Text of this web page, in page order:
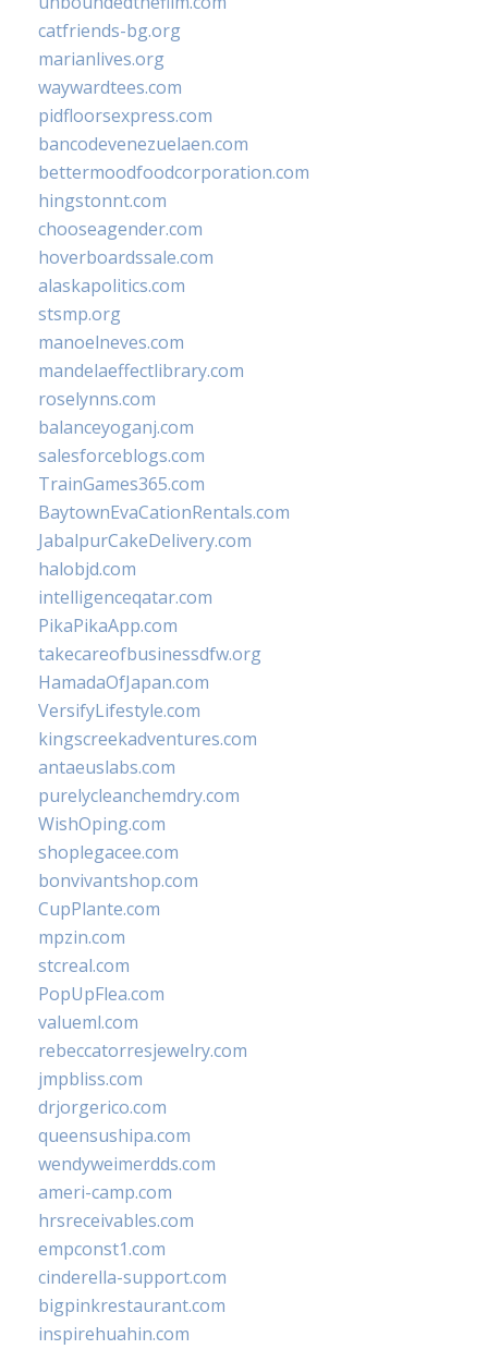
catfriends-bg.org
marianlives.org
waywardtees.com
pidfloorsexpress.com
bancodevenezuelaen.com
bettermoodfoodcorporation.com
hingstonnt.com
chooseagender.com
hoverboardssale.com
alaskapolitics.com
stsmp.org
manoelneves.com
mandelaeffectlibrary.com
roselynns.com
balanceyoganj.com
salesforceblogs.com
TrainGames365.com
BaytownEvaCationRentals.com
JabalpurCakeDelivery.com
halobjd.com
intelligenceqatar.com
PikaPikaApp.com
takecareofbusinessdfw.org
HamadaOfJapan.com
VersifyLifestyle.com
kingscreekadventures.com
antaeuslabs.com
purelycleanchemdry.com
WishOping.com
shoplegacee.com
bonvivantshop.com
CupPlante.com
mpzin.com
stcreal.com
PopUpFlea.com
valueml.com
rebeccatorresjewelry.com
jmpbliss.com
drjorgerico.com
queensushipa.com
wendyweimerdds.com
ameri-camp.com
hrsreceivables.com
empconst1.com
cinderella-support.com
bigpinkrestaurant.com
inspirehuahin.com